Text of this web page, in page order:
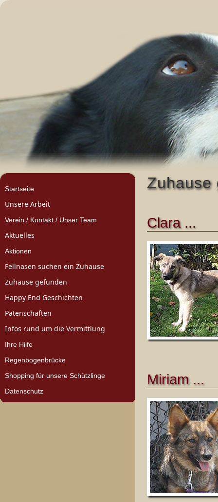
Startseite
Unsere Arbeit
Verein / Kontakt / Unser Team
Aktuelles
Aktionen
Fellnasen suchen ein Zuhause
Zuhause gefunden
Happy End Geschichten
Patenschaften
Infos rund um die Vermittlung
Ihre Hilfe
Regenbogenbrücke
Shopping für unsere Schützlinge
Datenschutz
Zuhause
Clara ...
Miriam ...